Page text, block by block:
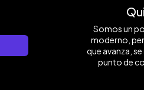
Somos un
moderno,
que avanza,
punto de